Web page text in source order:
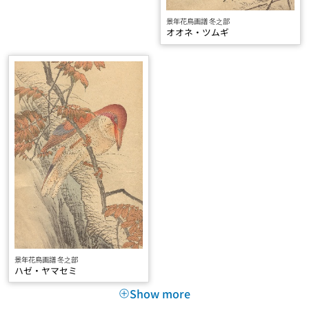
景年花鳥画譜 冬之部
オオネ・ツムギ
景年花鳥画譜 冬之部
ハゼ・ヤマセミ
Show more